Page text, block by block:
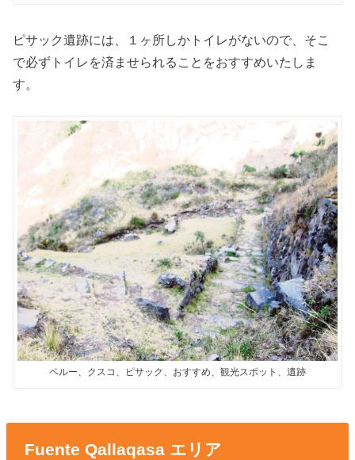
ピサック遺跡には、１ヶ所しかトイレがないので、そこ
で必ずトイレを済ませられることをおすすめいたしま
す。
ペルー、クスコ、ピサック、おすすめ、観光スポット、遺跡
Fuente Qallaqasa エリア